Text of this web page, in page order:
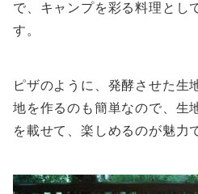
で、キャンプを彩る料理とし
す。
ピザのように、発酵させた生
地を作るのも簡単なので、生
を載せて、楽しめるのが魅力